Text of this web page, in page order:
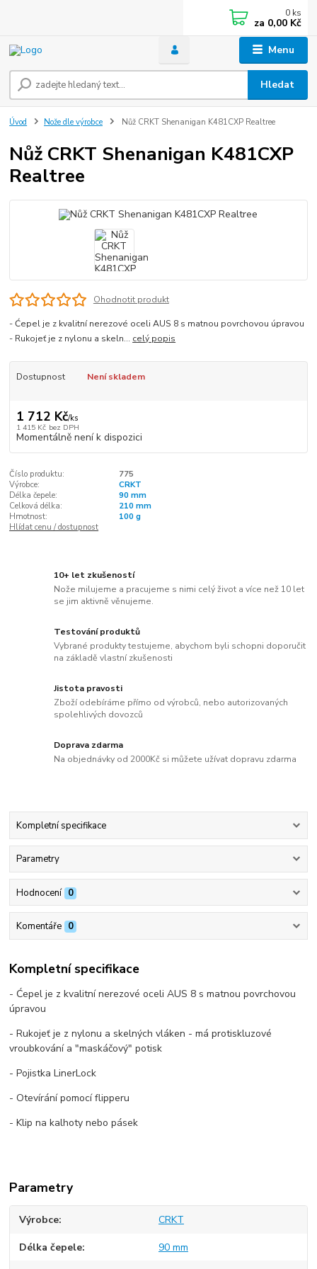
Menu
Hledat
0 ks
za 0,00 Kč
Úvod Nože dle výrobce Nůž CRKT Shenanigan K481CXP Realtree
Nůž CRKT Shenanigan K481CXP
Realtree
Ohodnotit produkt
- Ćepel je z kvalitní nerezové oceli AUS 8 s matnou povrchovou úpravou
- Rukojeť je z nylonu a skeln... celý popis
Dostupnost Není skladem
1 712 Kč/ks
1 415 Kč bez DPH
Momentálně není k dispozici
Číslo produktu:
775
Výrobce:
CRKT
Délka čepele:
90 mm
Celková délka:
210 mm
Hmotnost:
100 g
Hlídat cenu / dostupnost
10+ let zkušeností
Nože milujeme a pracujeme s nimi celý život a více než 10 let
se jim aktivně věnujeme.
Testování produktů
Vybrané produkty testujeme, abychom byli schopni doporučit
na základě vlastní zkušenosti
Jistota pravosti
Zboží odebíráme přímo od výrobců, nebo autorizovaných
spolehlivých dovozců
Doprava zdarma
Na objednávky od 2000Kč si můžete užívat dopravu zdarma
Kompletní specifikace
Parametry
Hodnocení 0
Komentáře 0
Kompletní specifikace
- Ćepel je z kvalitní nerezové oceli AUS 8 s matnou povrchovou
úpravou
- Rukojeť je z nylonu a skelných vláken - má protiskluzové
vroubkování a "maskáčový" potisk
- Pojistka LinerLock
- Otevírání pomocí flipperu
- Klip na kalhoty nebo pásek
Parametry
Výrobce CRKT
Délka čepele 90 mm